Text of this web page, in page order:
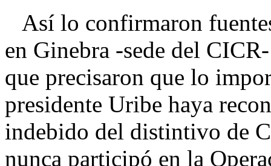
Así lo confirmaron
en Ginebra -sede del
que precisaron que lo
presidente Uribe haya
indebido del distintivo de
nunca participó en la